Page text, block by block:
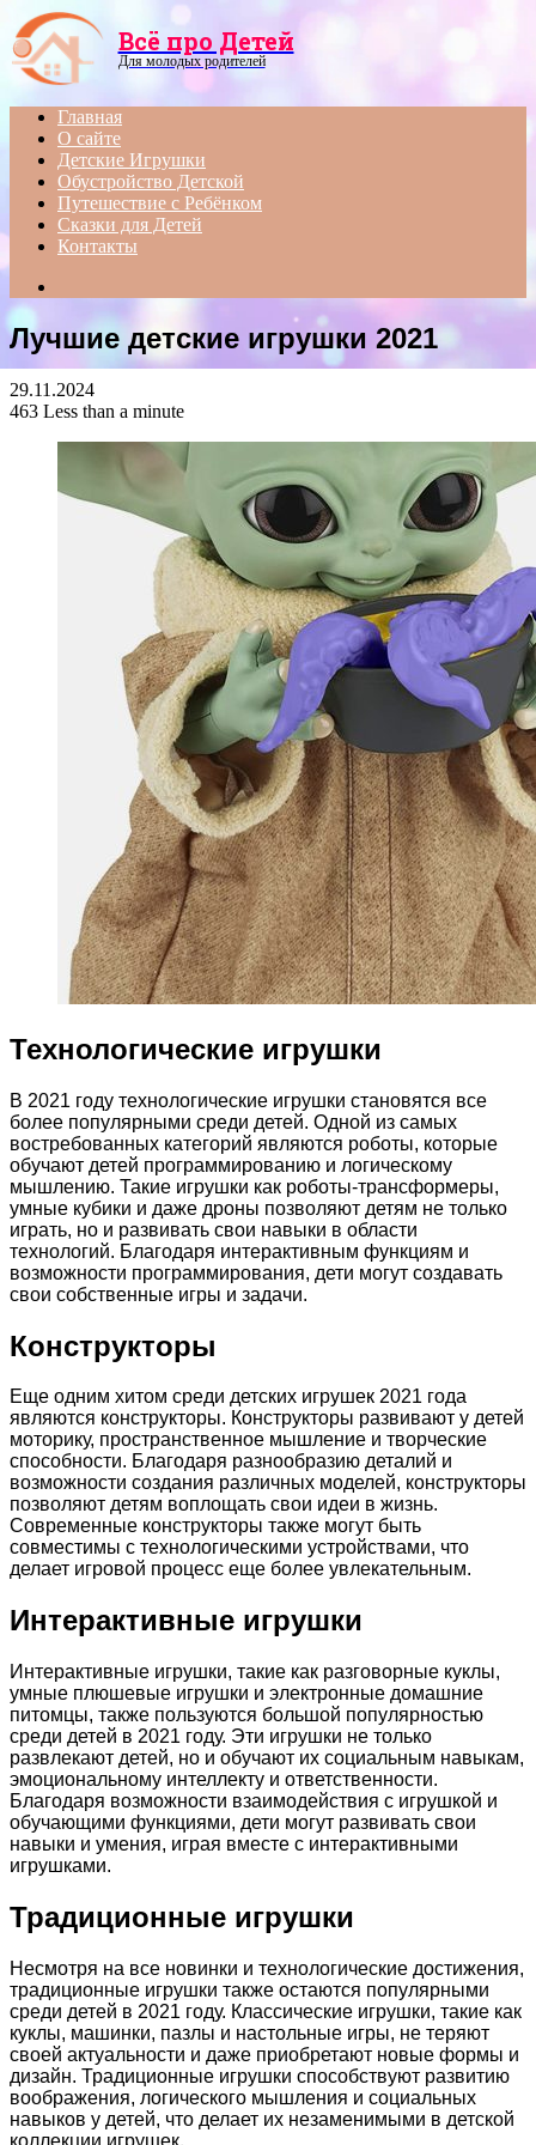
Menu
Всё про Детей
Для молодых родителей
Главная
О сайте
Детские Игрушки
Обустройство Детской
Путешествие с Ребёнком
Сказки для Детей
Контакты
Лучшие детские игрушки 2021
29.11.2024
463 Less than a minute
Технологические игрушки
В 2021 году технологические игрушки становятся все
более популярными среди детей. Одной из самых
востребованных категорий являются роботы, которые
обучают детей программированию и логическому
мышлению. Такие игрушки как роботы-трансформеры,
умные кубики и даже дроны позволяют детям не только
играть, но и развивать свои навыки в области
технологий. Благодаря интерактивным функциям и
возможности программирования, дети могут создавать
свои собственные игры и задачи.
Конструкторы
Еще одним хитом среди детских игрушек 2021 года
являются конструкторы. Конструкторы развивают у детей
моторику, пространственное мышление и творческие
способности. Благодаря разнообразию деталий и
возможности создания различных моделей, конструкторы
позволяют детям воплощать свои идеи в жизнь.
Современные конструкторы также могут быть
совместимы с технологическими устройствами, что
делает игровой процесс еще более увлекательным.
Интерактивные игрушки
Интерактивные игрушки, такие как разговорные куклы,
умные плюшевые игрушки и электронные домашние
питомцы, также пользуются большой популярностью
среди детей в 2021 году. Эти игрушки не только
развлекают детей, но и обучают их социальным навыкам,
эмоциональному интеллекту и ответственности.
Благодаря возможности взаимодействия с игрушкой и
обучающими функциями, дети могут развивать свои
навыки и умения, играя вместе с интерактивными
игрушками.
Традиционные игрушки
Несмотря на все новинки и технологические достижения,
традиционные игрушки также остаются популярными
среди детей в 2021 году. Классические игрушки, такие как
куклы, машинки, пазлы и настольные игры, не теряют
своей актуальности и даже приобретают новые формы и
дизайн. Традиционные игрушки способствуют развитию
воображения, логического мышления и социальных
навыков у детей, что делает их незаменимыми в детской
коллекции игрушек.